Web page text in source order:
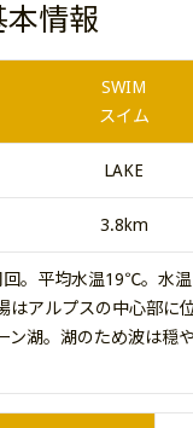
本情報
SWIM
スイム
LAKE
3.8km
回。平均水温19℃。水温
はアルプスの中心部に
ン湖。湖のため波は穏や